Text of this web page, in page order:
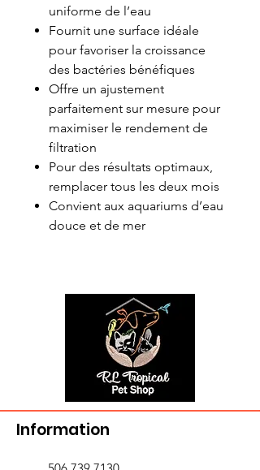
uniforme de l’eau
Fournit une surface idéale
pour favoriser la croissance
des bactéries bénéfiques
Offre un ajustement
parfaitement sur mesure pour
maximiser le rendement de
filtration
Pour des résultats optimaux,
remplacer tous les deux mois
Convient aux aquariums d’eau
douce et de mer
Information